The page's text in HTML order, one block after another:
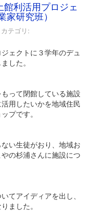
利活用プロジェ
研究班）
カテゴリ:
ェクトに３学年のデュ
した。
って閉館している施設
用したいかを地域住民
プです。
い生徒がおり、地域お
の杉浦さんに施設につ
てアイディアを出し、
ました。